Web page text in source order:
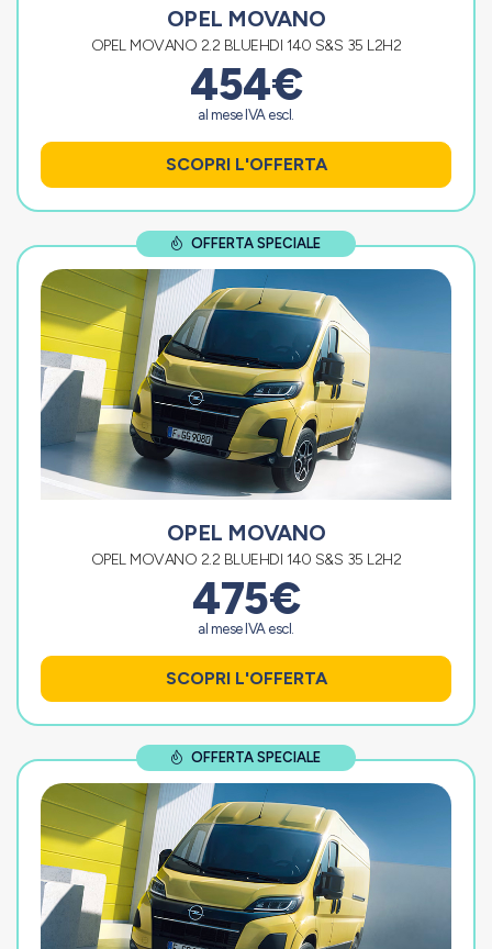
OPEL MOVANO
OPEL MOVANO 2.2 BLUEHDI 140 S&S 35 L2H2
454€
al mese IVA escl.
SCOPRI L'OFFERTA
OFFERTA SPECIALE
OPEL MOVANO
OPEL MOVANO 2.2 BLUEHDI 140 S&S 35 L2H2
475€
al mese IVA escl.
SCOPRI L'OFFERTA
OFFERTA SPECIALE